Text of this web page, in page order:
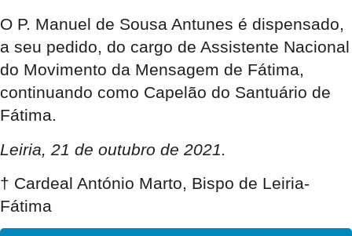
O P. Manuel de Sousa Antunes é dispensado,
a seu pedido, do cargo de Assistente Nacional
do Movimento da Mensagem de Fátima,
continuando como Capelão do Santuário de
Fátima.
Leiria, 21 de outubro de 2021.
† Cardeal António Marto, Bispo de Leiria-
Fátima